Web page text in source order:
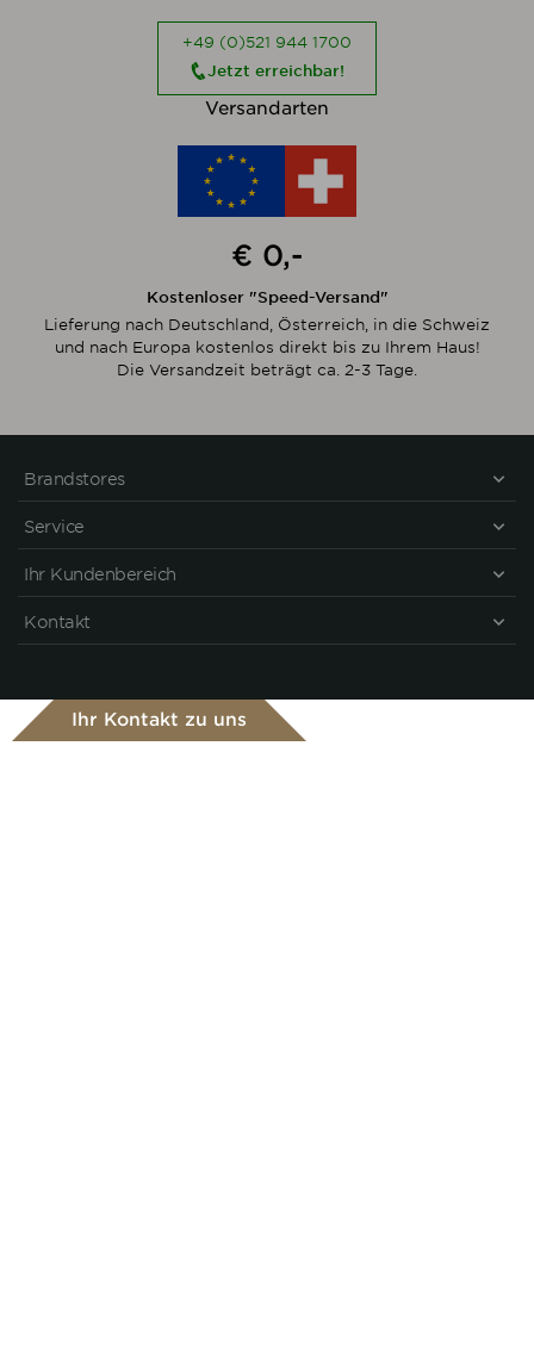
+49 (0)521 944 1700
Jetzt erreichbar!
Versandarten
€ 0,-
Kostenloser "Speed-Versand"
Lieferung nach Deutschland, Österreich, in die Schweiz
und nach Europa kostenlos direkt bis zu Ihrem Haus!
Die Versandzeit beträgt ca. 2-3 Tage.
Brandstores
Service
Ihr Kundenbereich
Kontakt
Ihr Kontakt zu uns